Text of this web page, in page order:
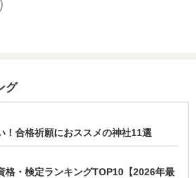
グ
！合格祈願におススメの神社11選
格・検定ランキングTOP10【2026年最